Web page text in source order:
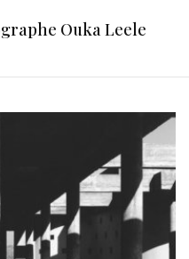
Ouka Leele